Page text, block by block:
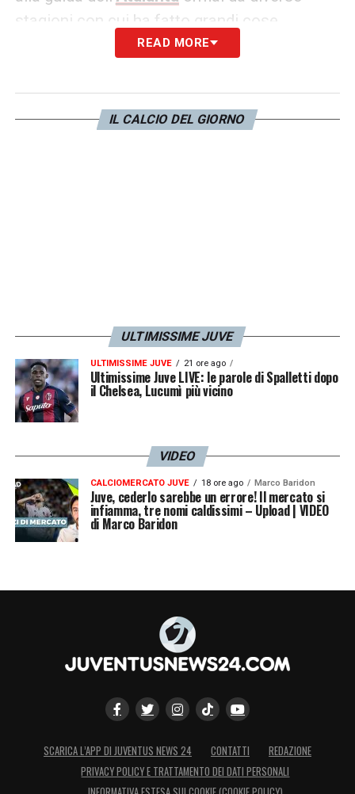
stagioni con cui ha fatto grandi cose.
Secondo quanto riportato daTuttosport
con il tecnico sembrano essere interrotti,
Gasperiniche non a caso di recente ha
READ MORE
IL CALCIO DEL GIORNO
ULTIMISSIME JUVE
ULTIMISSIME JUVE 21 ore ago
Ultimissime Juve LIVE: le parole di Spalletti dopo
il Chelsea, Lucumì più vicino
VIDEO
CALCIOMERCATO JUVE 18 ore ago Marco Baridon
Juve, cederlo sarebbe un errore! Il mercato si
infiamma, tre nomi caldissimi – Upload | VIDEO
di Marco Baridon
SCARICA L’APP DI JUVENTUS NEWS 24 CONTATTI
REDAZIONE
PRIVACY POLICY E TRATTAMENTO DEI DATI PERSONALI